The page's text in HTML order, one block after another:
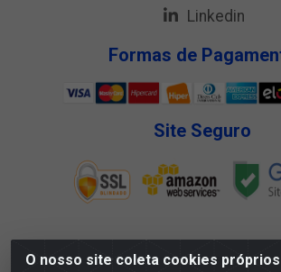
O nosso site coleta cookies
Linkedin
Formas de
Site Seguro